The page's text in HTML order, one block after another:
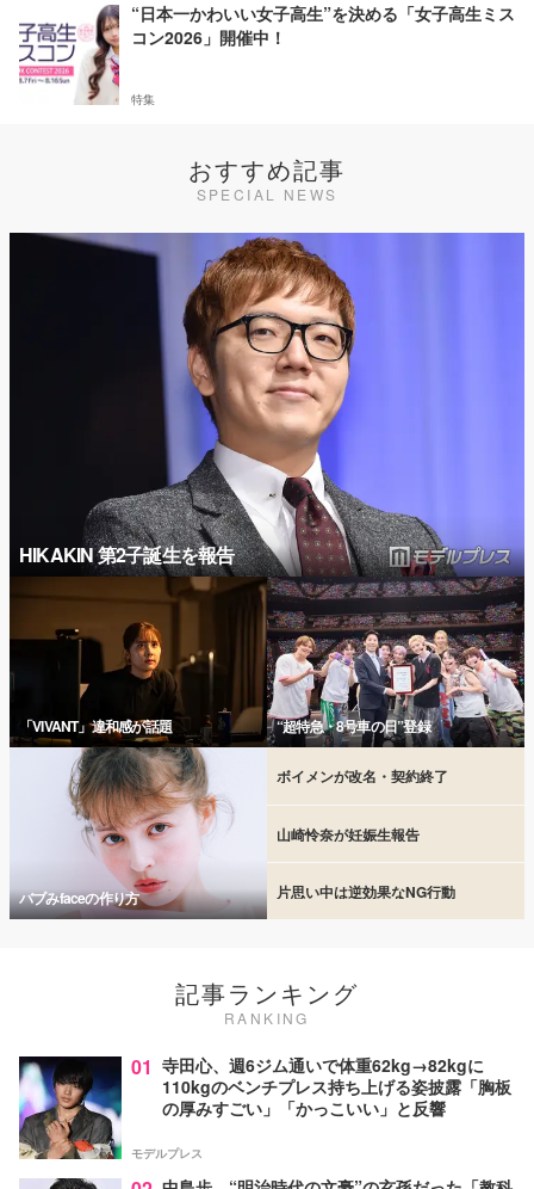
“日本一かわいい女子高生”を決める「女子高生ミス
コン2026」開催中！
特集
おすすめ記事
SPECIAL NEWS
HIKAKIN 第2子誕生を報告
「VIVANT」違和感が話題 “超特急・8号車の日”登録
バブみfaceの作り方
ボイメンが改名・契約終了
山崎怜奈が妊娠生報告
片思い中は逆効果なNG行動
記事ランキング
RANKING
01 寺田心、週6ジム通いで体重62kg→82kgに
110kgのベンチプレス持ち上げる姿披露「胸板
の厚みすごい」「かっこいい」と反響
モデルプレス